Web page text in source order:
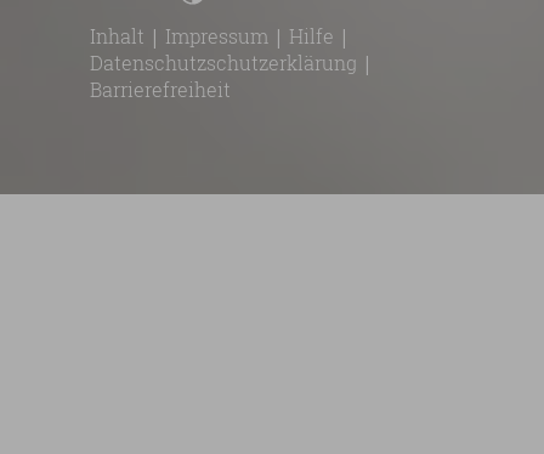
Inhalt | Impressum | Hilfe |
Datenschutzschutzerklärung |
Barrierefreiheit